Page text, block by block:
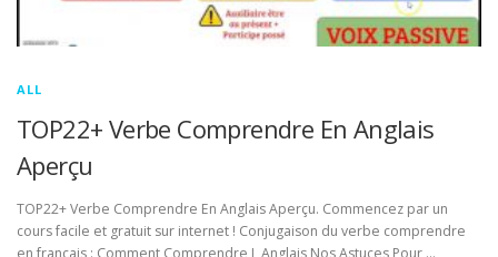
ALL
TOP22+ Verbe Comprendre En Anglais
Aperçu
TOP22+ Verbe Comprendre En Anglais Aperçu. Commencez par un
cours facile et gratuit sur internet ! Conjugaison du verbe comprendre
en français : Comment Comprendre L Anglais Nos Astuces Pour …